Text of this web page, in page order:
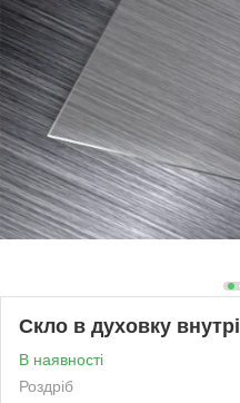
Скло в духовку
В наявності
Роздріб